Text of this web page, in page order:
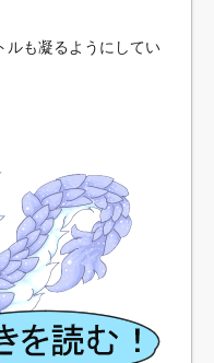
ルも凝るようにしてい